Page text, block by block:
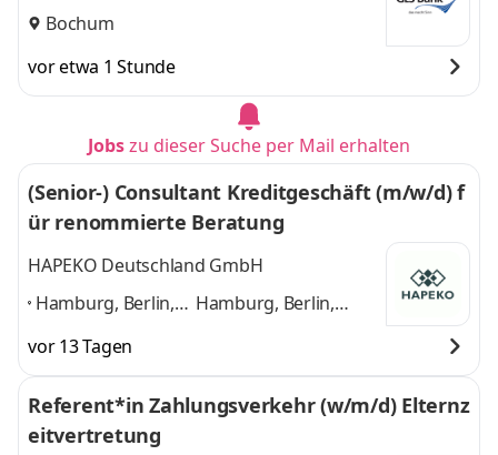
Bochum
vor etwa 1 Stunde
Jobszu dieser Suche per Mail erhalten
(Senior-) Consultant Kreditgeschäft (m/w/d) f
ür renommierte Beratung
HAPEKO Deutschland GmbH
Hamburg, Berlin,
Stuttgart,
Flensburg, Kiel,
Dortmund, Köln,
Göttingen,
Hamburg, Berlin,
Dortmund, Köln,
Göttingenund 7
vor 13 Tagen
Referent*in Zahlungsverkehr (w/m/d) Elternz
eitvertretung